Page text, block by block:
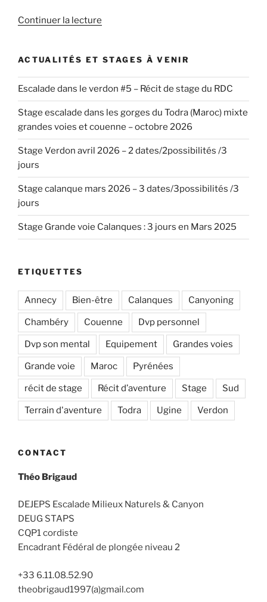
Continuer la lecture
Terrain
d’aventure,
15-
octobre
2022
Chambéry »
ACTUALITÉS ET STAGES À VENIR
Escalade dans le verdon #5 – Récit de stage du RDC
Stage escalade dans les gorges du Todra (Maroc) mixte
grandes voies et couenne – octobre 2026
Stage Verdon avril 2026 – 2 dates/2possibilités /3
jours
Stage calanque mars 2026 – 3 dates/3possibilités /3
jours
Stage Grande voie Calanques : 3 jours en Mars 2025
ETIQUETTES
Annecy Bien-être Calanques Canyoning
Chambéry Couenne Dvp personnel
Dvp son mental Equipement Grandes voies
Grande voie Maroc Pyrénées
récit de stage Récit d’aventure Stage Sud
Terrain d'aventure Todra Ugine Verdon
CONTACT
Théo Brigaud
DEJEPS Escalade Milieux Naturels & Canyon
DEUG STAPS
CQP1 cordiste
Encadrant Fédéral de plongée niveau 2
+33 6.11.08.52.90
theobrigaud1997(a)gmail.com